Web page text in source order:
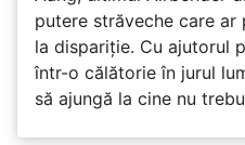
putere străveche care ar
la dispariție. Cu ajutorul
într-o călătorie în jurul
să ajungă la cine nu